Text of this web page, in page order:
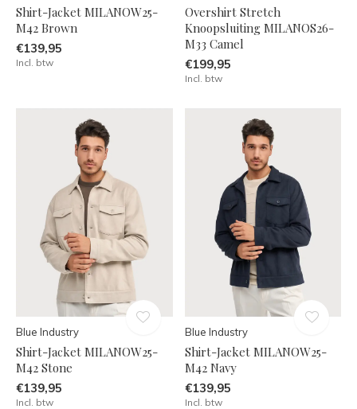
Shirt-Jacket MILANOW25-
M42 Brown
€139,95
Incl. btw
Overshirt Stretch
Knoopsluiting MILANOS26-
M33 Camel
€199,95
Incl. btw
Blue Industry
Shirt-Jacket MILANOW25-
M42 Stone
€139,95
Incl. btw
Blue Industry
Shirt-Jacket MILANOW25-
M42 Navy
€139,95
Incl. btw